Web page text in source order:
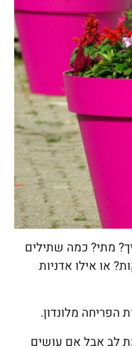
מתי? כמה שתילים
או אילו אדניות
מלונדון.
לב אבל אם עושים